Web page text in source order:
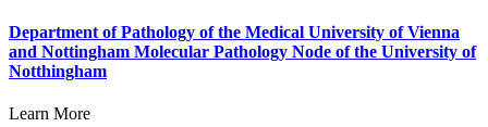
Department of Pathology of the Medical University of Vienna
and Nottingham Molecular Pathology Node of the University of
Notthingham
Learn More